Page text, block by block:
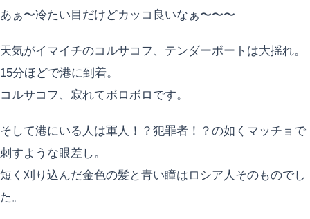
あぁ〜冷たい目だけどカッコ良いなぁ〜〜〜
天気がイマイチのコルサコフ、テンダーボートは大揺れ。
15分ほどで港に到着。
コルサコフ、寂れてボロボロです。
そして港にいる人は軍人！？犯罪者！？の如くマッチョで
刺すような眼差し。
短く刈り込んだ金色の髪と青い瞳はロシア人そのものでし
た。